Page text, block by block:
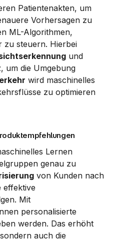
Patientenakten, um
Vorhersagen zu
ML-Algorithmen,
zu steuern. Hierbei
um die Umgebung
wird maschinelles
zu optimieren
Lernen
genau zu
von Kunden nach
personalisierte
werden. Das erhöht